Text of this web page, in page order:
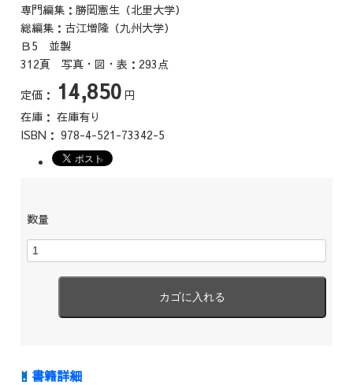
専門編集：勝岡憲生（北里大学）
総編集：古江増隆（九州大学）
Ｂ5 並製
312頁 写真・図・表：293点
定価： 14,850 円
在庫： 在庫有り
ISBN： 978-4-521-73342-5
数量